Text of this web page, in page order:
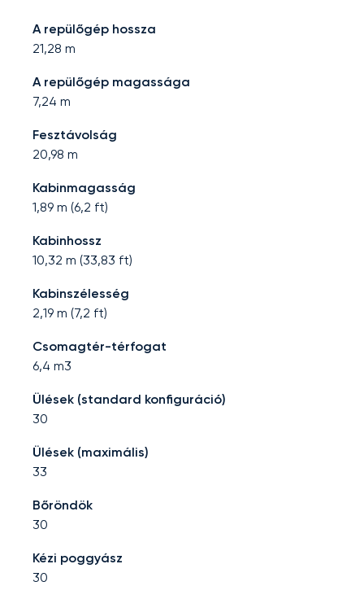
A repülőgép hossza
21,28 m
A repülőgép magassága
7,24 m
Fesztávolság
20,98 m
Kabinmagasság
1,89 m (6,2 ft)
Kabinhossz
10,32 m (33,83 ft)
Kabinszélesség
2,19 m (7,2 ft)
Csomagtér-térfogat
6,4 m3
Ülések (standard konfiguráció)
30
Ülések (maximális)
33
Bőröndök
30
Kézi poggyász
30